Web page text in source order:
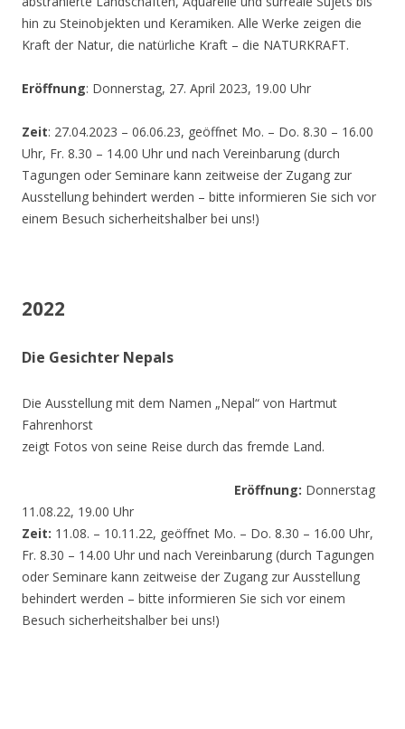
hin zu Steinobjekten und Keramiken. Alle Werke zeigen die
Kraft der Natur, die natürliche Kraft – die NATURKRAFT.
Eröffnung: Donnerstag, 27. April 2023, 19.00 Uhr
Zeit: 27.04.2023 – 06.06.23, geöffnet Mo. – Do. 8.30 – 16.00
Uhr, Fr. 8.30 – 14.00 Uhr und nach Vereinbarung (durch
Tagungen oder Seminare kann zeitweise der Zugang zur
Ausstellung behindert werden – bitte informieren Sie sich vor
einem Besuch sicherheitshalber bei uns!)
2022
Die Gesichter Nepals
Die Ausstellung mit dem Namen „Nepal“ von Hartmut
Fahrenhorst
zeigt Fotos von seine Reise durch das fremde Land.
Eröffnung: Donnerstag
11.08.22, 19.00 Uhr
Zeit: 11.08. – 10.11.22, geöffnet Mo. – Do. 8.30 – 16.00 Uhr,
Fr. 8.30 – 14.00 Uhr und nach Vereinbarung (durch Tagungen
oder Seminare kann zeitweise der Zugang zur Ausstellung
behindert werden – bitte informieren Sie sich vor einem
Besuch sicherheitshalber bei uns!)